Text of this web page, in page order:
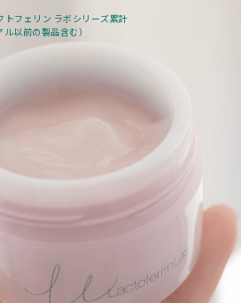
フェリン ラボシリーズ累計
以前の製品含む）